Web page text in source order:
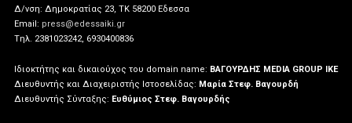
Δ/νση: Δημοκρατίας 23, ΤΚ 58200 Εδεσσα
Email: press@edessaiki.gr
Tηλ. 2381023242, 6930400836
Ιδιοκτήτης και δικαιούχος του domain name: ΒΑΓΟΥΡΔΗΣ MEDIA GROUP IKE
Διευθυντής και Διαχειριστής Ιστοσελίδας: Μαρία Στεφ. Βαγουρδή
Διευθυντής Σύνταξης: Ευθύμιος Στεφ. Βαγουρδής